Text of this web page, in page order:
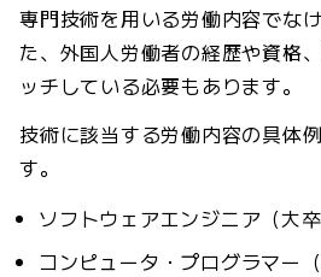
専門技術を用いる労働内容でな
た、外国人労働者の経歴や資格
ッチしている必要もあります。
技術に該当する労働内容の具体
す。
ソフトウェアエンジニア（大卒
コンピュータ・プログラマー